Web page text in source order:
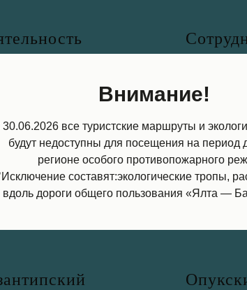
с отходами
закупки
президента РФ
Наши
Внимание!
все туристские маршруты и
будут недоступны для посещения на период
регионе особого противопожарного
составят:экологические тропы,
вдоль дороги общего пользования «Ялта —